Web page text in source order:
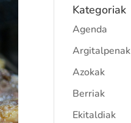
Kategoriak
Agenda
Argitalpenak
Azokak
Berriak
Ekitaldiak